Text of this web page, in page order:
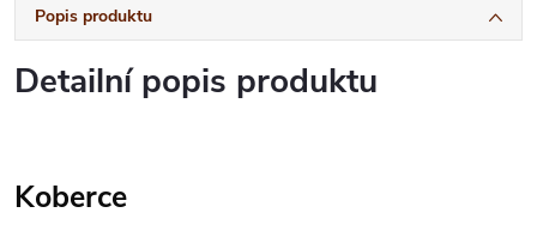
Popis produktu
Detailní popis produktu
Koberce